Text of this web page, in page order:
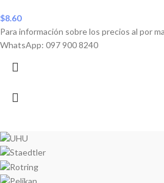
$8.60
Para información sobre los precios al por
WhatsApp: 097 900 8240